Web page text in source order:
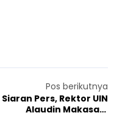
Pos berikutnya
Siaran Pers, Rektor UIN
Alaudin Makasar :